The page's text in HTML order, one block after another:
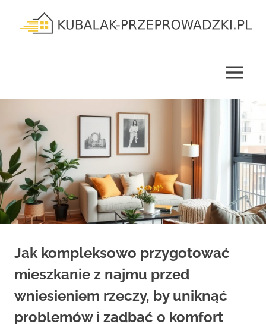
content
MENU
Jak kompleksowo przygotować
mieszkanie z najmu przed
wniesieniem rzeczy, by uniknąć
problemów i zadbać o komfort